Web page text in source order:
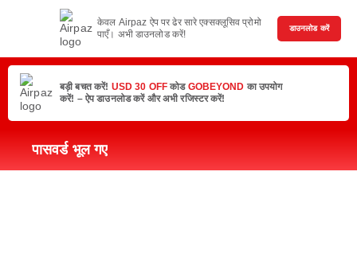
केवल Airpaz ऐप पर ढेर सारे एक्सक्लूसिव प्रोमो
पाएँ। अभी डाउनलोड करें!
डाउनलोड करें
बड़ी बचत करें! USD 30 OFFकोड GOBEYOND का उपयोग
करें! – ऐप डाउनलोड करें और अभी रजिस्टर करें!
पासवर्ड भूल गए